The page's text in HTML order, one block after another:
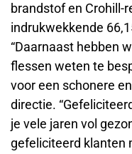
brandstof en Crohill-
indrukwekkende
“Daarnaast hebben
flessen weten te
voor een schonere
directie.
je vele jaren vol
gefeliciteerd klanten